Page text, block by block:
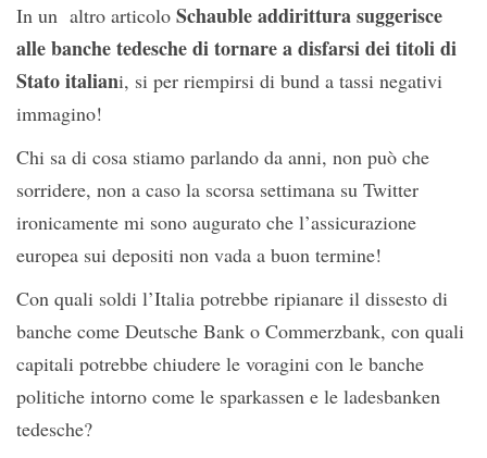
In un altro articolo Schauble addirittura suggerisce
alle banche tedesche di tornare a disfarsi dei titoli di
Stato italiani, si per riempirsi di bund a tassi negativi
immagino!
Chi sa di cosa stiamo parlando da anni, non può che
sorridere, non a caso la scorsa settimana su Twitter
ironicamente mi sono augurato che l’assicurazione
europea sui depositi non vada a buon termine!
Con quali soldi l’Italia potrebbe ripianare il dissesto di
banche come Deutsche Bank o Commerzbank, con quali
capitali potrebbe chiudere le voragini con le banche
politiche intorno come le sparkassen e le ladesbanken
tedesche?